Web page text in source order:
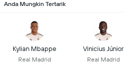
Anda Mungkin Tertarik
Kylian Mbappe
Real Madrid
Vinicius Júnior
Real Madrid